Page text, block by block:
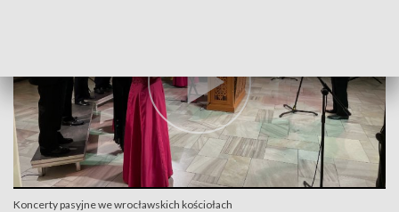
Koncerty pasyjne we wrocławskich kościołach